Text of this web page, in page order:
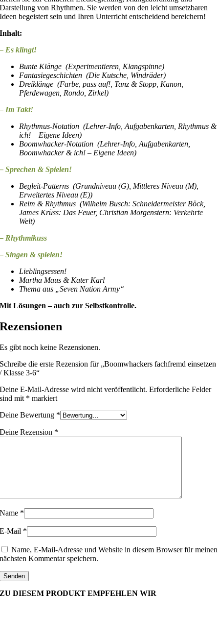
Darstellung von Rhythmen. Sie werden von den leicht umsetzbaren
Ideen begeistert sein und Ihren Unterricht entscheidend bereichern!
Inhalt:
– Es klingt!
Bunte Klänge (Experimentieren, Klangspinne)
Fantasiegeschichten (Die Kutsche, Windräder)
Dreiklänge (Farbe, pass auf!, Tanz & Stopp, Kanon,
Pferdewagen, Rondo, Zirkel)
– Im Takt!
Rhythmus-Notation (Lehrer-Info, Aufgabenkarten, Rhythmus &
ich! – Eigene Ideen)
Boomwhacker-Notation (Lehrer-Info, Aufgabenkarten,
Boomwhacker & ich! – Eigene Ideen)
– Sprechen & Spielen!
Begleit-Patterns (Grundniveau (G), Mittleres Niveau (M),
Erweitertes Niveau (E))
Reim & Rhythmus (Wilhelm Busch: Schneidermeister Böck,
James Krüss: Das Feuer, Christian Morgenstern: Verkehrte
Welt)
– Rhythmikuss
– Singen & spielen!
Lieblingsessen!
Martha Maus & Kater Karl
Thema aus „Seven Nation Army“
Mit Lösungen – auch zur Selbstkontrolle.
Rezensionen
Es gibt noch keine Rezensionen.
Schreibe die erste Rezension für „Boomwhackers fachfremd einsetzen
/ Klasse 3-6“
Deine E-Mail-Adresse wird nicht veröffentlicht. Erforderliche Felder
sind mit * markiert
Deine Bewertung *
Deine Rezension *
Name *
E-Mail *
Name, E-Mail-Adresse und Website in diesem Browser für meinen
nächsten Kommentar speichern.
ZU DIESEM PRODUKT EMPFEHLEN WIR